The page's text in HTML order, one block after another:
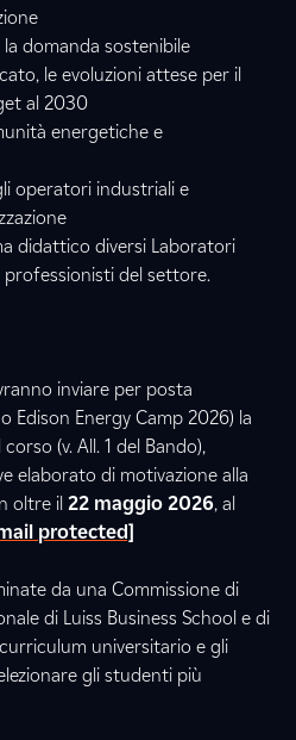
la domanda sostenibile
le evoluzioni attese per il
al 2030
energetiche e
operatori industriali e
didattico diversi Laboratori
del settore.
inviare per posta
Edison Energy Camp 2026) la
(v. All. 1 del Bando),
elaborato di motivazione alla
oltre il 22 maggio 2026, al
protected]
da una Commissione di
di Luiss Business School e di
universitario e gli
gli studenti più